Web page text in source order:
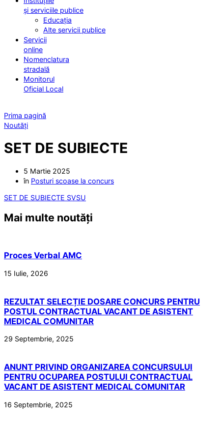
și serviciile publice
Educația
Alte servicii publice
Servicii
online
Nomenclatura
stradală
Monitorul
Oficial Local
Prima pagină
Noutăți
SET DE SUBIECTE
5 Martie 2025
în Posturi scoase la concurs
SET DE SUBIECTE SVSU
Mai multe noutăți
Proces Verbal AMC
15 Iulie, 2026
REZULTAT SELECȚIE DOSARE CONCURS PENTRU
POSTUL CONTRACTUAL VACANT DE ASISTENT
MEDICAL COMUNITAR
29 Septembrie, 2025
ANUNT PRIVIND ORGANIZAREA CONCURSULUI
PENTRU OCUPAREA POSTULUI CONTRACTUAL
VACANT DE ASISTENT MEDICAL COMUNITAR
16 Septembrie, 2025